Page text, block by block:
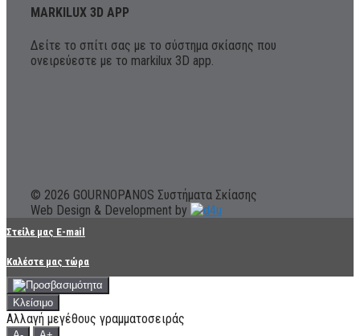
MARKILUX 3D APP
Δείτε το σπίτι σας με το σύστημα σκίασης που
ονειρεύεστε με το markilux 3D app.
© 2026 GOURNOPANOS Συστήματα Σκίασης
Web Design & Development by
Στείλε μας E-mail
Καλέστε μας τώρα
Κλείσιμο
Αλλαγή μεγέθους γραμματοσειράς